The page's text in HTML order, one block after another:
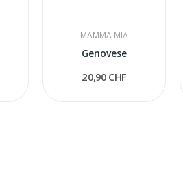
MAMMA MIA
Genovese
20,90 CHF